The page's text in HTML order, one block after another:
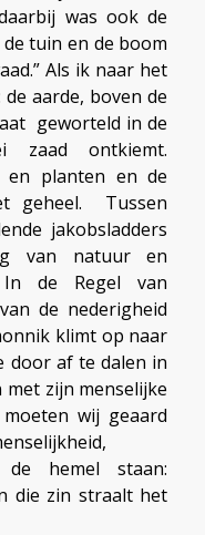
was ook de
tuin en de boom
Als ik naar het
aarde, boven de
geworteld in de
zaad ontkiemt.
en planten en de
geheel. Tussen
jakobsladders
van natuur en
In de Regel van
de nederigheid
klimt op naar
door af te dalen in
met zijn menselijke
wij geaard
hemel staan:
die zin straalt het